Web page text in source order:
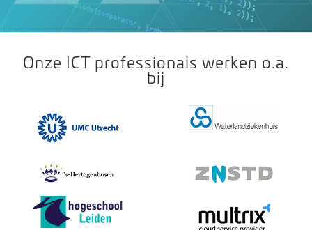
Onze ICT professionals werken o.a.
bij